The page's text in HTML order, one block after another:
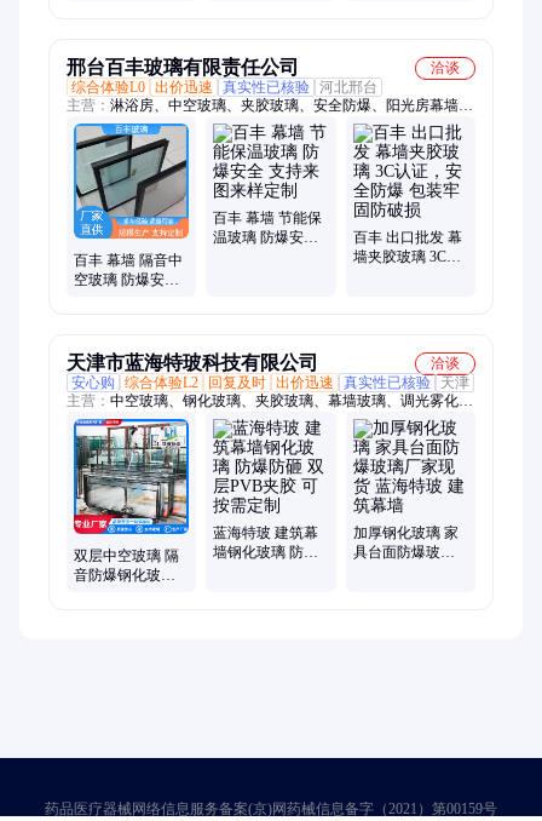
邢台百丰玻璃有限责任公司
洽谈
综合体验L0 出价迅速 真实性已核验 河北邢台
主营： 淋浴房、中空玻璃、夹胶玻璃、安全防爆、阳光房幕墙、
幕墙隔热玻璃、钢化玻璃幕墙、节能保温玻璃、配套完整报关
百丰 幕墙 隔音中
空玻璃 防爆安全
百丰 幕墙 节能保
温玻璃 防爆安全
百丰 出口批发 幕
墙夹胶玻璃 3C认
天津市蓝海特玻科技有限公司
洽谈
安心购
综合体验L2 回复及时 出价迅速 真实性已核验
天津
主营： 中空玻璃、钢化玻璃、夹胶玻璃、幕墙玻璃、调光雾化玻
璃、中空百叶玻璃、稀土隔热玻璃
双层中空玻璃 隔
音防爆钢化玻璃
蓝海特玻 建筑幕
墙钢化玻璃 防爆
加厚钢化玻璃 家
具台面防爆玻璃
药品医疗器械网络信息服务备案(京)网药械信息备字（2021）第00159号